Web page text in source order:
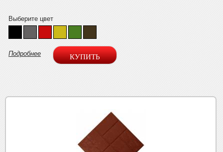
Выберите цвет
Подробнее